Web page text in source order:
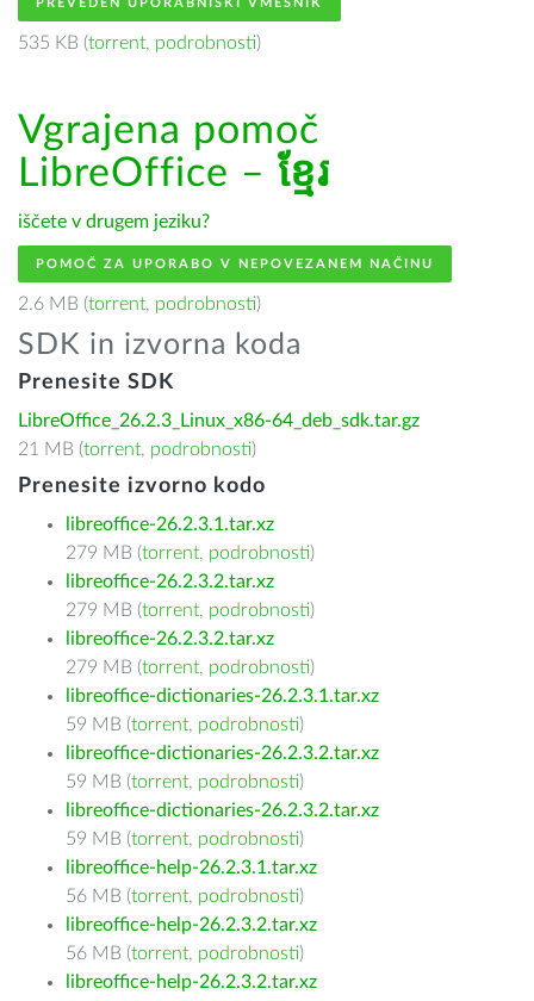
PREVEDEN UPORABNIŠKI VMESNIK
535 KB (torrent, podrobnosti)
Vgrajena pomoč
LibreOffice – ខ្មែរ
iščete v drugem jeziku?
POMOČ ZA UPORABO V NEPOVEZANEM NAČINU
2.6 MB (torrent, podrobnosti)
SDK in izvorna koda
Prenesite SDK
LibreOffice_26.2.3_Linux_x86-64_deb_sdk.tar.gz
21 MB (torrent, podrobnosti)
Prenesite izvorno kodo
libreoffice-26.2.3.1.tar.xz
279 MB (torrent, podrobnosti)
libreoffice-26.2.3.2.tar.xz
279 MB (torrent, podrobnosti)
libreoffice-26.2.3.2.tar.xz
279 MB (torrent, podrobnosti)
libreoffice-dictionaries-26.2.3.1.tar.xz
59 MB (torrent, podrobnosti)
libreoffice-dictionaries-26.2.3.2.tar.xz
59 MB (torrent, podrobnosti)
libreoffice-dictionaries-26.2.3.2.tar.xz
59 MB (torrent, podrobnosti)
libreoffice-help-26.2.3.1.tar.xz
56 MB (torrent, podrobnosti)
libreoffice-help-26.2.3.2.tar.xz
56 MB (torrent, podrobnosti)
libreoffice-help-26.2.3.2.tar.xz